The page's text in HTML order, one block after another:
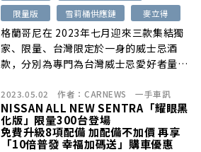
限量版
雪莉桶供應鏈 麥立得
格蘭哥尼在 2023年七月迎來三款集結獨
家、限量、台灣限定於一身的威士忌酒
款，分別為專門為台灣威士忌愛好者量身
第一版，以及兩款森藏雪莉單桶系列 –
2007 歐洲橡木雪莉桶，全台限量 598
瓶、2009 歐洲橡木雪莉桶，全台限量
624 瓶。
2023.05.02 作者： CARNEWS 一手車訊
NISSAN ALL NEW SENTRA「耀眼黑
化版」限量300台登場
免費升級8項配備 加配備不加價 再享
「10倍普發 幸福加碼送」購車優惠